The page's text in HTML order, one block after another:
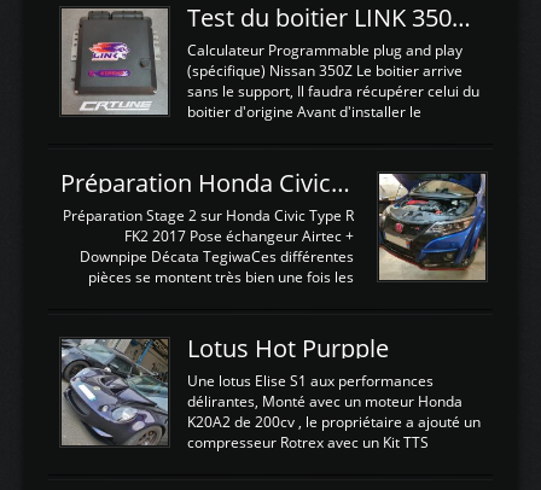
Test du boitier LINK 350Z Plugin ECU
Calculateur Programmable plug and play
(spécifique) Nissan 350Z Le boitier arrive
sans le support, Il faudra récupérer celui du
boitier d'origine Avant d'installer le
d'envoyer l'information de la large bande
dans le boitier. sydney sweeney deepfake
La sortie 0-5V de l'afr sera connectée sur
l'entrée AN Volt 8 et GndAN pour
Analogique, et Volt car l'information est une
tension (Pas une résistance variable d'un
est temps de brancher le ...
Préparation Honda Civic Type R FK2
Préparation Stage 2 sur Honda Civic Type R
FK2 2017 Pose échangeur Airtec +
Downpipe Décata TegiwaCes différentes
pièces se montent très bien une fois les
légere découpe du plastique inferieur,
negénant en rien la structure ou le
fonctionnement du fond plat. Une
reprogrammation Stage 2 est faite sur le
calculateur d'origine. Une alternative
économique au passage sur Hondata
d'origine 310cv et 400Nn , Une fois
Lotus Hot Purpple
Une lotus Elise S1 aux performances
délirantes, Monté avec un moteur Honda
K20A2 de 200cv , le propriétaire a ajouté un
compresseur Rotrex avec un Kit TTS